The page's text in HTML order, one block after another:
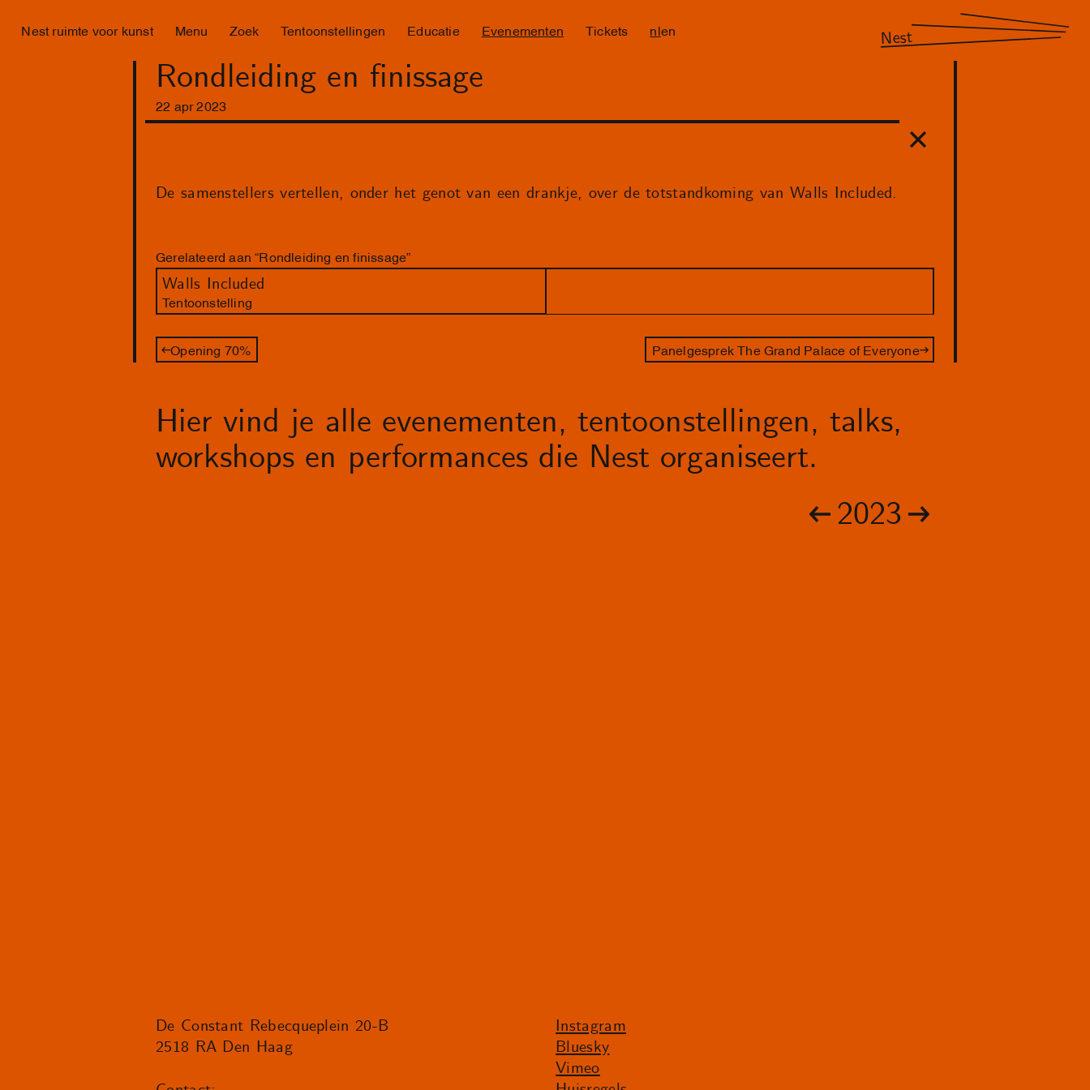
Nest ruimte voor kunst Menu Zoek Tentoonstellingen Educatie Evenementen Tickets nl en Nest
Rondleiding en finissage
22 apr 2023
De samenstellers vertellen, onder het genot van een drankje, over de totstandkoming van Walls Included.
Gerelateerd aan “Rondleiding en finissage”
Walls Included
Tentoonstelling
Opening 70% Panelgesprek The Grand Palace of Everyone
Hier vind je alle evenementen, tentoonstellingen, talks,
workshops en performances die Nest organiseert.
2023
De Constant Rebecqueplein 20-B
2518 RA Den Haag
Instagram
Bluesky
Vimeo